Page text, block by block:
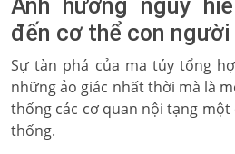
Ảnh hưởng nguy
đến cơ thể con người
Sự tàn phá của ma túy tổng
những ảo giác nhất thời mà là
thống các cơ quan nội tạng một
thống.